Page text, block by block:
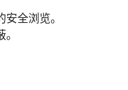
全浏览。